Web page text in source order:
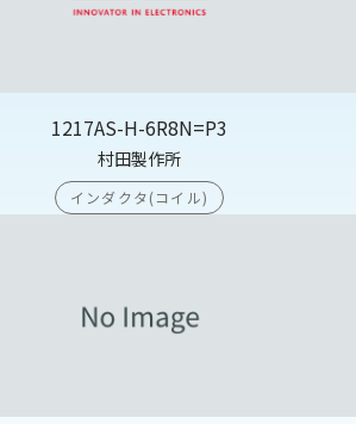
1217AS-H-6R8N=P3
村田製作所
インダクタ(コイル)